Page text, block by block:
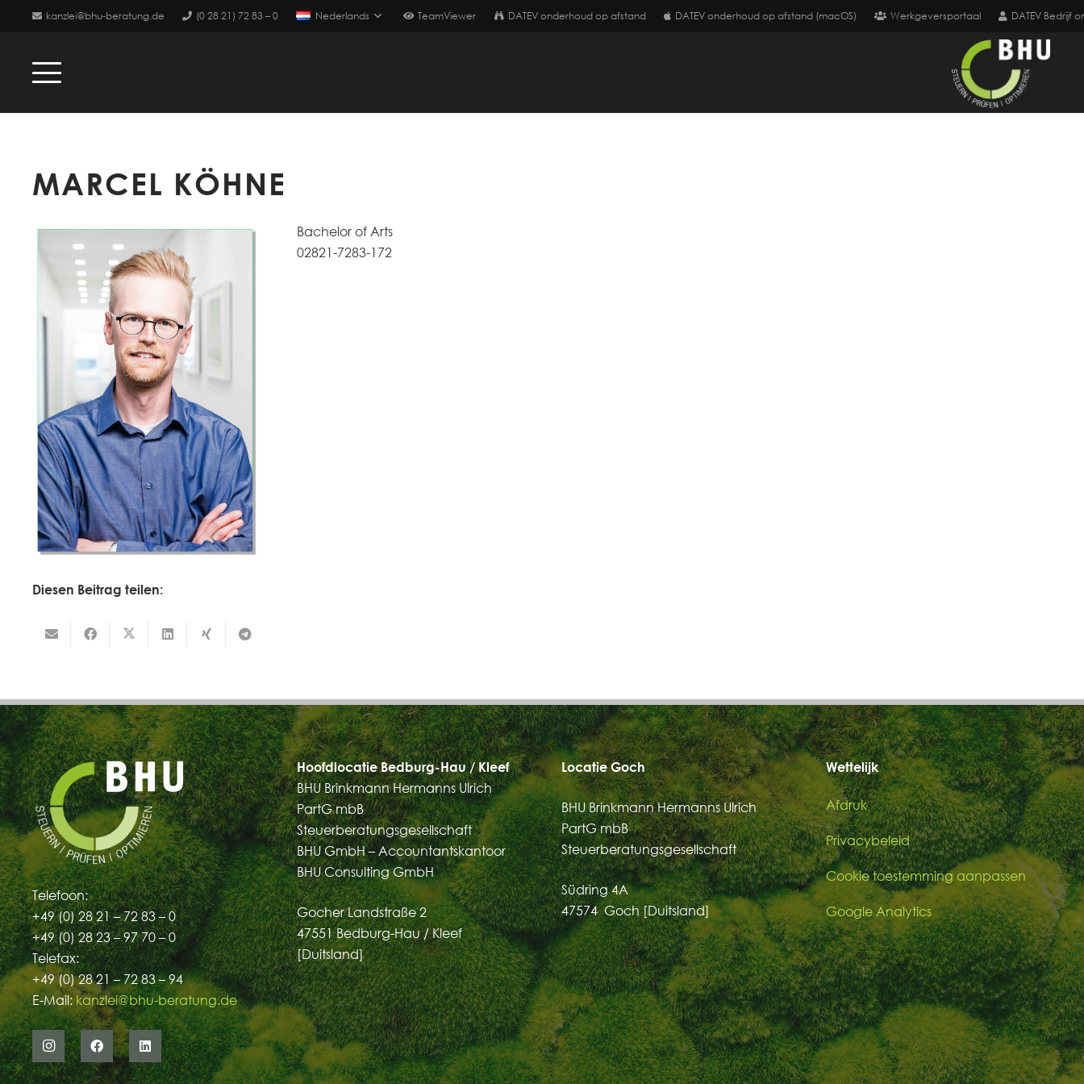
kanzlei@bhu-beratung.de (0 28 21) 72 83 – 0 Nederlands TeamViewer DATEV onderhoud op afstand DATEV onderhoud op afstand (macOS) Werkgeversportaal DATEV Bedrijf
MARCEL KÖHNE
Bachelor of Arts
02821-7283-172
Diesen Beitrag teilen:
Telefoon:
+49 (0) 28 21 – 72 83 – 0
+49 (0) 28 23 – 97 70 – 0
Telefax:
+49 (0) 28 21 – 72 83 – 94
E-Mail: kanzlei@bhu-beratung.de
Hoofdlocatie Bedburg-Hau / Kleef
BHU Brinkmann Hermanns Ulrich
PartG mbB
Steuerberatungsgesellschaft
BHU GmbH – Accountantskantoor
BHU Consulting GmbH
Gocher Landstraße 2
47551 Bedburg-Hau / Kleef
[Duitsland]
Locatie Goch
BHU Brinkmann Hermanns Ulrich
PartG mbB
Steuerberatungsgesellschaft
Südring 4A
47574 Goch [Duitsland]
Wettelijk
Afdruk
Privacybeleid
Cookie toestemming aanpassen
Google Analytics